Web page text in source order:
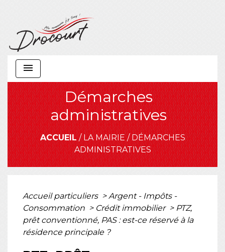
menu
Démarches
administratives
ACCUEIL/LA MAIRIE/DÉMARCHES
ADMINISTRATIVES
Accueil particuliers > Argent - Impôts -
Consommation > Crédit immobilier > PTZ,
prêt conventionné, PAS : est-ce réservé à la
résidence principale ?